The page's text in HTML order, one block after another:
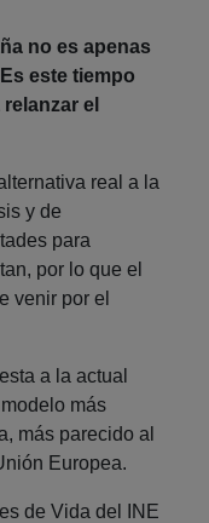
no es apenas
este tiempo
el
real a la
y de
para
por lo que el
venir por el
a la actual
más
más parecido al
Europea.
de Vida del INE